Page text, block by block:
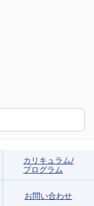
カリキュラム/
プログラム
お問い合わせ